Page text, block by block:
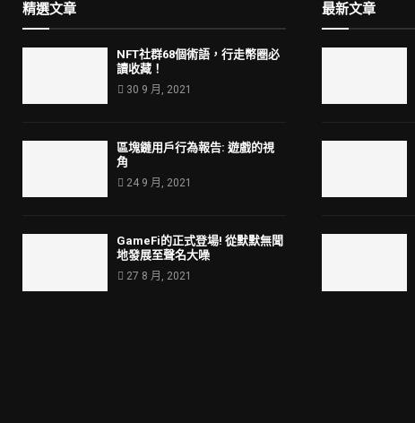
精選文章
NFT社群68個術語，行走幣圈必
讀收藏！
30 9 月, 2021
區塊鏈用戶行為報告: 遊戲的視
角
24 9 月, 2021
GameFi的正式登場! 從默默無聞
地發展至聲名大噪
27 8 月, 2021
最新文章